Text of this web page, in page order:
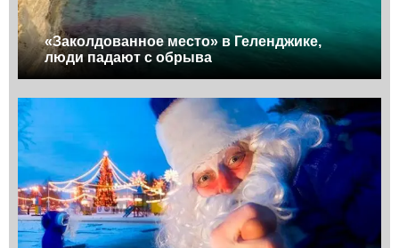
«Заколдованное место» в Геленджике,
люди падают с обрыва